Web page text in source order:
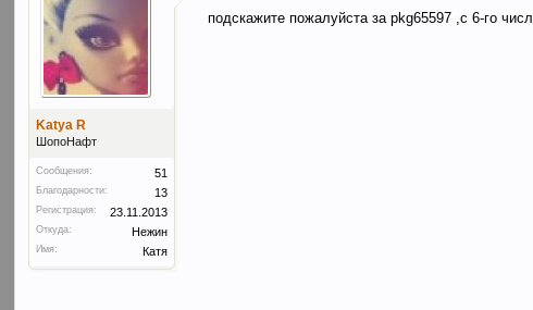
Katya R
ШопоНафт
Сообщения: 51
Благодарности: 13
Регистрация: 23.11.2013
Откуда: Нежин
Имя: Катя
подскажите пожалуйста за pkg65597 ,с 6-го